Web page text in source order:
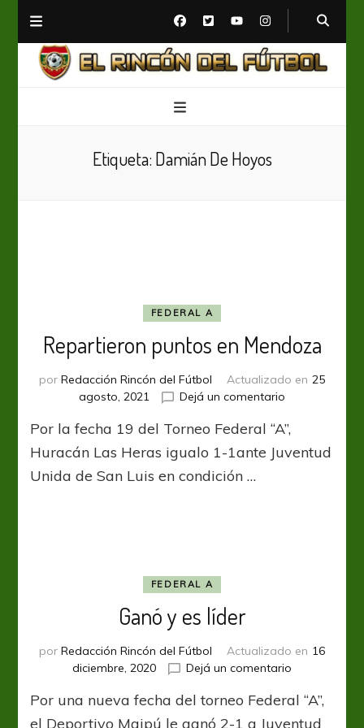
Etiqueta: Damián De Hoyos
FEDERAL A
Repartieron puntos en Mendoza
por Redacción Rincón del Fútbol Actualizado en 25
agosto, 2021
Dejá un comentario
puntos
en
Por la fecha 19 del Torneo Federal “A”,
Huracán Las Heras igualo 1-1ante Juventud
Unida de San Luis en condición …
FEDERAL A
Ganó y es líder
por Redacción Rincón del Fútbol Actualizado en 16
diciembre, 2020
Dejá un comentario
y
es
Por una nueva fecha del torneo Federal “A”,
el Deportivo Maipú le ganó 2-1 a Juventud